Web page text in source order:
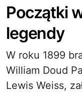
Początki
legendy
W roku 1899
William Doud
Lewis Weiss,